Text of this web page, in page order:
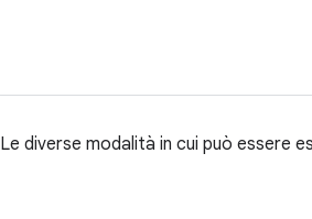
Le diverse modalità in cui può essere